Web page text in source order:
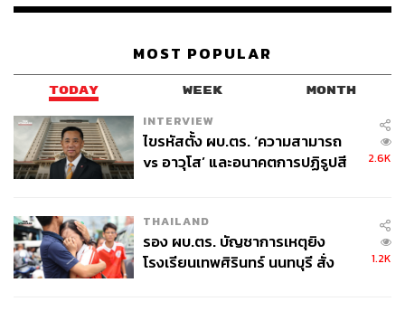
MOST POPULAR
TODAY WEEK MONTH
INTERVIEW
ไขรหัสตั้ง ผบ.ตร. ‘ความสามารถ
vs อาวุโส’ และอนาคตการปฏิรูปสี
2.6K
THAILAND
รอง ผบ.ตร. บัญชาการเหตุยิง
โรงเรียนเทพศิรินทร์ นนทบุรี สั่ง
1.2K